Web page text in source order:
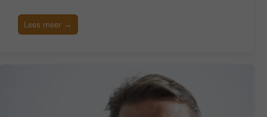
Lees meer →